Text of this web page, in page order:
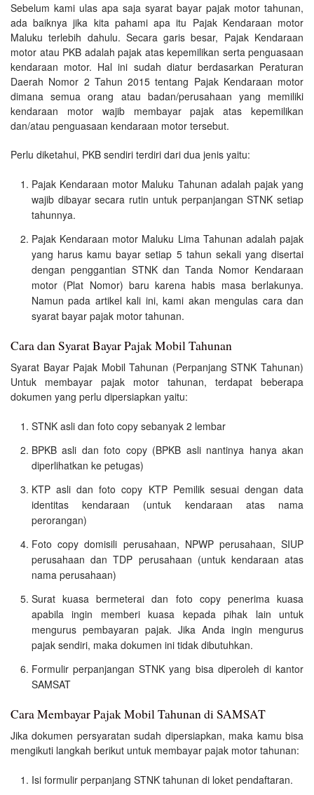
Sebelum kami ulas apa saja syarat bayar pajak motor tahunan,
ada baiknya jika kita pahami apa itu Pajak Kendaraan motor
Maluku terlebih dahulu. Secara garis besar, Pajak Kendaraan
motor atau PKB adalah pajak atas kepemilikan serta penguasaan
kendaraan motor. Hal ini sudah diatur berdasarkan Peraturan
Daerah Nomor 2 Tahun 2015 tentang Pajak Kendaraan motor
dimana semua orang atau badan/perusahaan yang memiliki
kendaraan motor wajib membayar pajak atas kepemilikan
dan/atau penguasaan kendaraan motor tersebut.
Perlu diketahui, PKB sendiri terdiri dari dua jenis yaitu:
Pajak Kendaraan motor Maluku Tahunan adalah pajak yang
wajib dibayar secara rutin untuk perpanjangan STNK setiap
tahunnya.
Pajak Kendaraan motor Maluku Lima Tahunan adalah pajak
yang harus kamu bayar setiap 5 tahun sekali yang disertai
dengan penggantian STNK dan Tanda Nomor Kendaraan
motor (Plat Nomor) baru karena habis masa berlakunya.
Namun pada artikel kali ini, kami akan mengulas cara dan
syarat bayar pajak motor tahunan.
Cara dan Syarat Bayar Pajak Mobil Tahunan
Syarat Bayar Pajak Mobil Tahunan (Perpanjang STNK Tahunan)
Untuk membayar pajak motor tahunan, terdapat beberapa
dokumen yang perlu dipersiapkan yaitu:
STNK asli dan foto copy sebanyak 2 lembar
BPKB asli dan foto copy (BPKB asli nantinya hanya akan
diperlihatkan ke petugas)
KTP asli dan foto copy KTP Pemilik sesuai dengan data
identitas kendaraan (untuk kendaraan atas nama
perorangan)
Foto copy domisili perusahaan, NPWP perusahaan, SIUP
perusahaan dan TDP perusahaan (untuk kendaraan atas
nama perusahaan)
Surat kuasa bermeterai dan foto copy penerima kuasa
apabila ingin memberi kuasa kepada pihak lain untuk
mengurus pembayaran pajak. Jika Anda ingin mengurus
pajak sendiri, maka dokumen ini tidak dibutuhkan.
Formulir perpanjangan STNK yang bisa diperoleh di kantor
SAMSAT
Cara Membayar Pajak Mobil Tahunan di SAMSAT
Jika dokumen persyaratan sudah dipersiapkan, maka kamu bisa
mengikuti langkah berikut untuk membayar pajak motor tahunan:
Isi formulir perpanjang STNK tahunan di loket pendaftaran.